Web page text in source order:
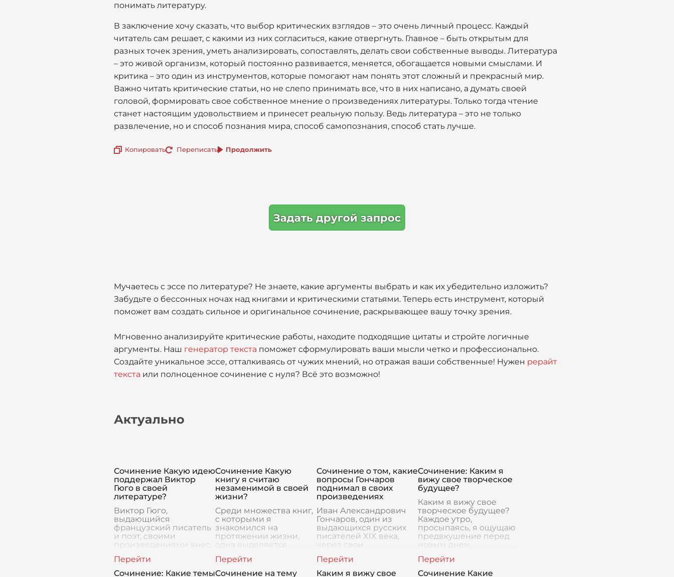
понимать литературу.
В заключение хочу сказать, что выбор критических взглядов – это очень личный процесс. Каждый
читатель сам решает, с какими из них согласиться, какие отвергнуть. Главное – быть открытым для
разных точек зрения, уметь анализировать, сопоставлять, делать свои собственные выводы. Литература
– это живой организм, который постоянно развивается, меняется, обогащается новыми смыслами. И
критика – это один из инструментов, которые помогают нам понять этот сложный и прекрасный мир.
Важно читать критические статьи, но не слепо принимать все, что в них написано, а думать своей
головой, формировать свое собственное мнение о произведениях литературы. Только тогда чтение
станет настоящим удовольствием и принесет реальную пользу. Ведь литература – это не только
развлечение, но и способ познания мира, способ самопознания, способ стать лучше.
Копировать Переписать Продолжить
Задать другой запрос
Мучаетесь с эссе по литературе? Не знаете, какие аргументы выбрать и как их убедительно изложить?
Забудьте о бессонных ночах над книгами и критическими статьями. Теперь есть инструмент, который
поможет вам создать сильное и оригинальное сочинение, раскрывающее вашу точку зрения.
Мгновенно анализируйте критические работы, находите подходящие цитаты и стройте логичные
аргументы. Наш генератор текста поможет сформулировать ваши мысли четко и профессионально.
Создайте уникальное эссе, отталкиваясь от чужих мнений, но отражая ваши собственные! Нужен рерайт
текста или полноценное сочинение с нуля? Всё это возможно!
Актуально
Сочинение Какую идею
поддержал Виктор
Гюго в своей
литературе?
Виктор Гюго,
выдающийся
французский писатель
и поэт, своими
произведениями внес
мировую литературу.
Его творчество,
Сочинение Какую
книгу я считаю
незаменимой в своей
жизни?
Среди множества книг,
с которыми я
знакомился на
протяжении жизни,
одна выделяется
неповторимым светом.
Эта книга не только
Сочинение о том, какие
вопросы Гончаров
поднимал в своих
произведениях
Иван Александрович
Гончаров, один из
выдающихся русских
писателей XIX века,
через свои
затрагивал множество
глубоких и значимых
Сочинение: Каким я
вижу свое творческое
будущее?
Каким я вижу свое
творческое будущее?
Каждое утро,
просыпаясь, я ощущаю
предвкушение перед
новым днем,
возможностями и
идеями, готовыми
Сочинение: Какие темыСочинение на тему Каким я вижу свое Сочинение Какие